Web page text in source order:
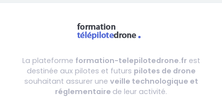
La plateforme formation-telepilotedrone.frest
destinée aux pilotes et futurs pilotes de drone
souhaitant assurer une veille technologique et
réglementaire de leur activité.